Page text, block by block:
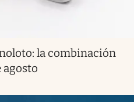
la combinación
agosto